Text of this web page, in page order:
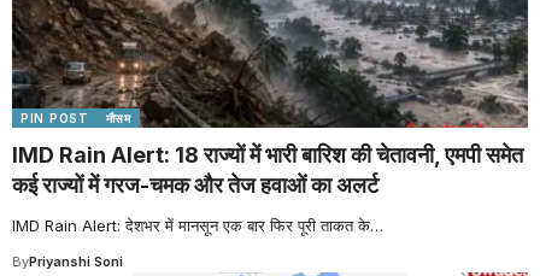
PIN POST मौसम
IMD Rain Alert: 18 राज्यों में भारी बारिश की चेतावनी, एमपी समेत
कई राज्यों में गरज-चमक और तेज हवाओं का अलर्ट
IMD Rain Alert: देशभर में मानसून एक बार फिर पूरी ताकत के…
ByPriyanshi Soni